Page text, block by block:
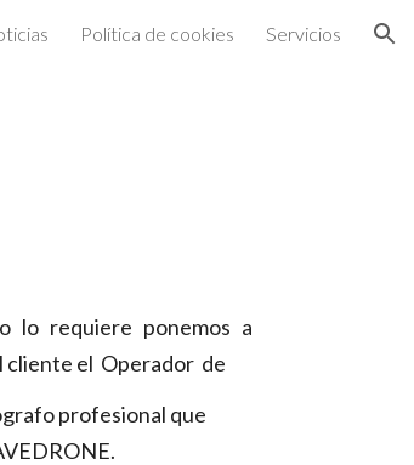
Política de cookies Servicios
lo requiere ponemos a
cliente el Operador de
profesional que